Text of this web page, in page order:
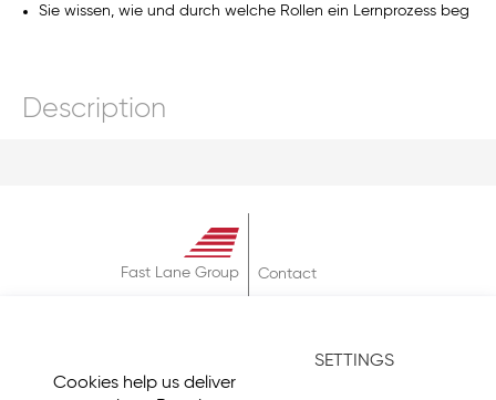
Cookies help us deliver
SETTINGS
Sie wissen, wie und durch welche Rollen ein Lernprozess beg
Description
Fast Lane Group
Contact
Privacy Policy